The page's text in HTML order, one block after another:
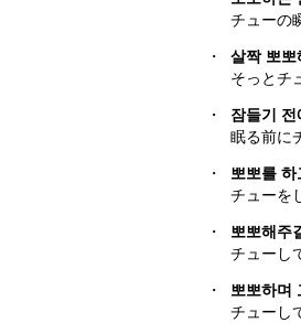
チューの
・
살짝 뽀뽀
そっとチ
・
잠들기 전
眠る前に
・
뽀뽀를 하
チューを
・
뽀뽀해주
チューし
・
뽀뽀하며
チューし